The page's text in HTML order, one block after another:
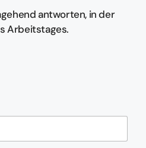
antworten, in der
Arbeitstages.